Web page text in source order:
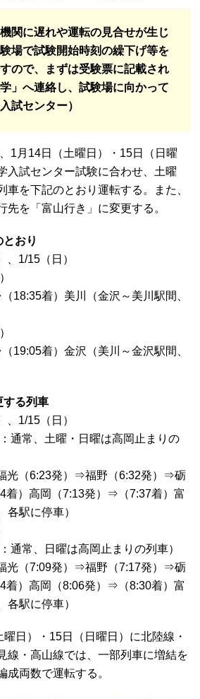
関に遅れや運転の見合せが生じ
場で試験開始時刻の繰下げ等を
ので、まずは受験票に記載され
」へ連絡し、試験場に向かって
試センター）
1月14日（土曜日）・15日（日曜
入試センター試験に合わせ、土曜
車を下記のとおり運転する。また、
先を「富山行き」に変更する。
おり
、1/15（日）
18:35着）美川（金沢～美川駅間、
19:05着）金沢（美川～金沢駅間、
する列車
、1/15（日）
通常、土曜・日曜は高岡止まりの
光（6:23発）⇒福野（6:32発）⇒砺
着）高岡（7:13発）⇒（7:37着）富
各駅に停車）
通常、日曜は高岡止まりの列車）
光（7:09発）⇒福野（7:17発）⇒砺
着）高岡（8:06発）⇒（8:30着）富
各駅に停車）
日）・15日（日曜日）に北陸線・
線・高山線では、一部列車に増結を
成両数で運転する。